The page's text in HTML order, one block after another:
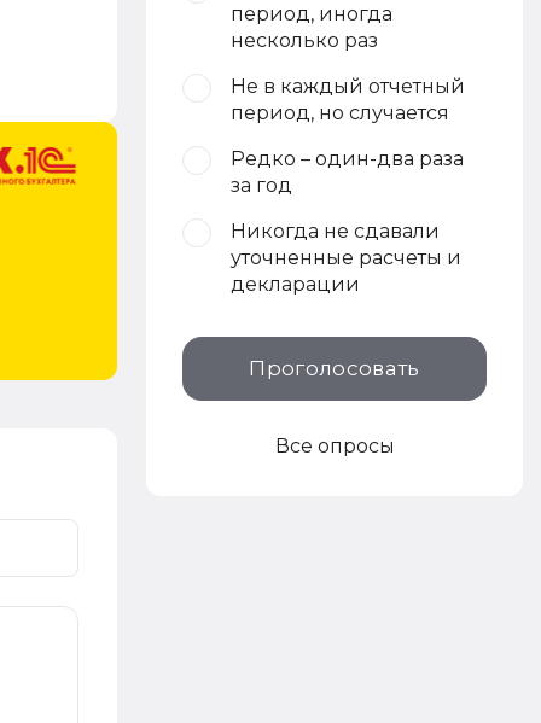
период, иногда
несколько раз
Не в каждый отчетный
период, но случается
Редко – один-два раза
за год
Никогда не сдавали
уточненные расчеты и
декларации
Проголосовать
Все опросы